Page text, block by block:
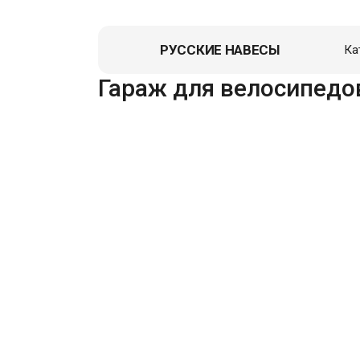
РУССКИЕ НАВЕСЫ
Навес
Гараж для